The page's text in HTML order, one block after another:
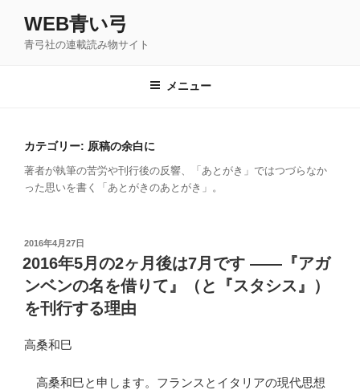
WEB青い弓
青弓社の連載読み物サイト
メニュー
カテゴリー: 原稿の余白に
著者が執筆の苦労や刊行後の反響、「あとがき」ではつづらなか
った思いを書く「あとがきのあとがき」。
投
稿
日:
2016年4月27日
2016年5月の2ヶ月後は7月です ――『アガ
ンベンの名を借りて』（と『スタシス』）
を刊行する理由
高桑和巳
高桑和巳と申します。フランスとイタリアの現代思想